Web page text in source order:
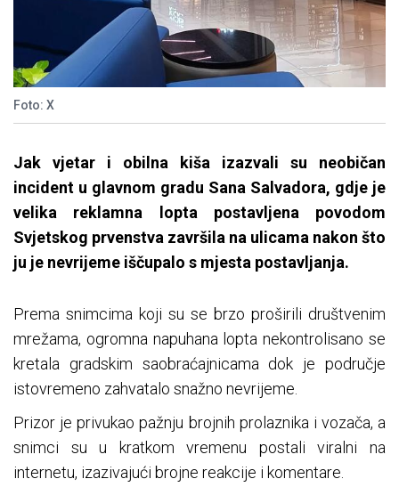
Foto: X
Jak vjetar i obilna kiša izazvali su neobičan
incident u glavnom gradu Sana Salvadora, gdje je
velika reklamna lopta postavljena povodom
Svjetskog prvenstva završila na ulicama nakon što
ju je nevrijeme iščupalo s mjesta postavljanja.
Prema snimcima koji su se brzo proširili društvenim
mrežama, ogromna napuhana lopta nekontrolisano se
kretala gradskim saobraćajnicama dok je područje
istovremeno zahvatalo snažno nevrijeme.
Prizor je privukao pažnju brojnih prolaznika i vozača, a
snimci su u kratkom vremenu postali viralni na
internetu, izazivajući brojne reakcije i komentare.